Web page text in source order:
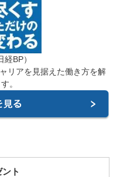
経BP）
リアを見据えた働き方を解
。
ト